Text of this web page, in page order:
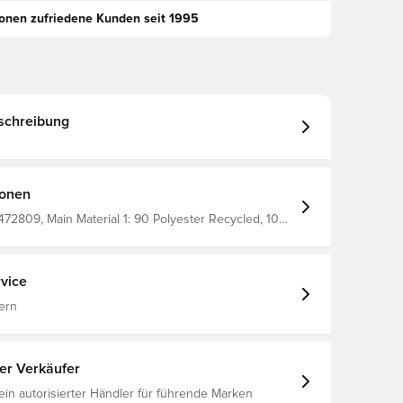
zufriedene Kunden seit 1995
Material 1: 90 Polyester Recycled, 10
PUMA, Schwarz,
Verkäufer
autorisierter Händler für führende Marken